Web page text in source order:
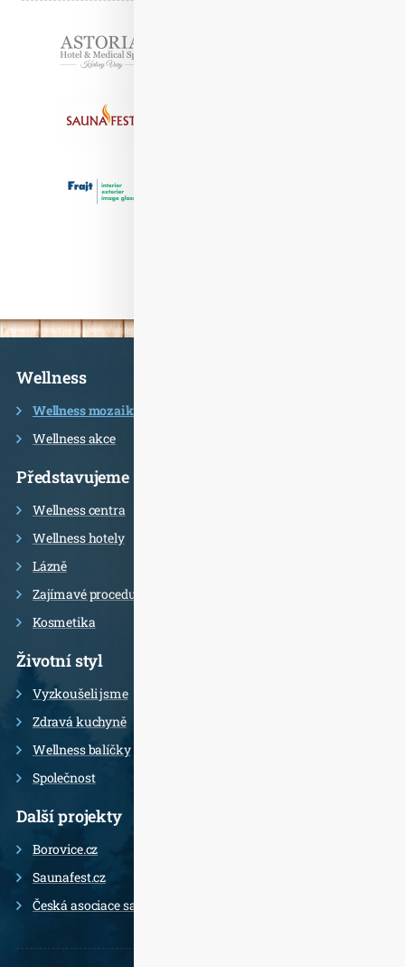
Informace
Wellness
Wellness mozaika
Wellness akce
Představujeme
Wellness centra
Wellness hotely
Lázně
Zajímavé procedury
Kosmetika
Životní styl
Vyzkoušeli jsme
Zdravá kuchyně
Wellness balíčky
Společnost
Další projekty
Borovice.cz
Saunafest.cz
Česká asociace saunérů